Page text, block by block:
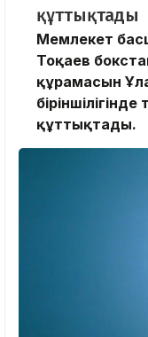
құттықтады
Мемлекет
Тоқаев
құрамасын
құттықтады.